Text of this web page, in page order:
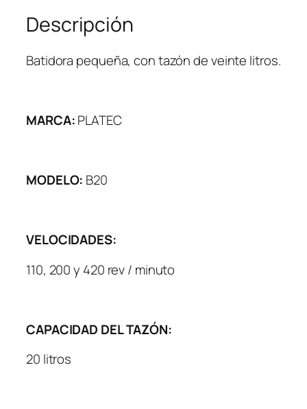
Descripción
Batidora pequeña, con tazón de veinte litros.
MARCA:PLATEC
MODELO: B20
VELOCIDADES:
110, 200 y 420 rev / minuto
CAPACIDAD DEL TAZÓN:
20 litros